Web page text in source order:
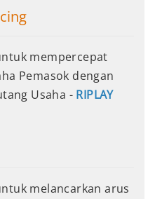
mempercepat
Pemasok dengan
Usaha - RIPLAY
melancarkan arus